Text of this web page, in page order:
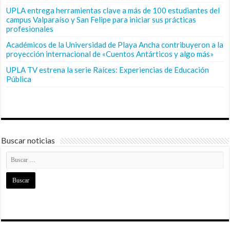
UPLA entrega herramientas clave a más de 100 estudiantes del
campus Valparaíso y San Felipe para iniciar sus prácticas
profesionales
Académicos de la Universidad de Playa Ancha contribuyeron a la
proyección internacional de «Cuentos Antárticos y algo más»
UPLA TV estrena la serie Raíces: Experiencias de Educación
Pública
Buscar noticias